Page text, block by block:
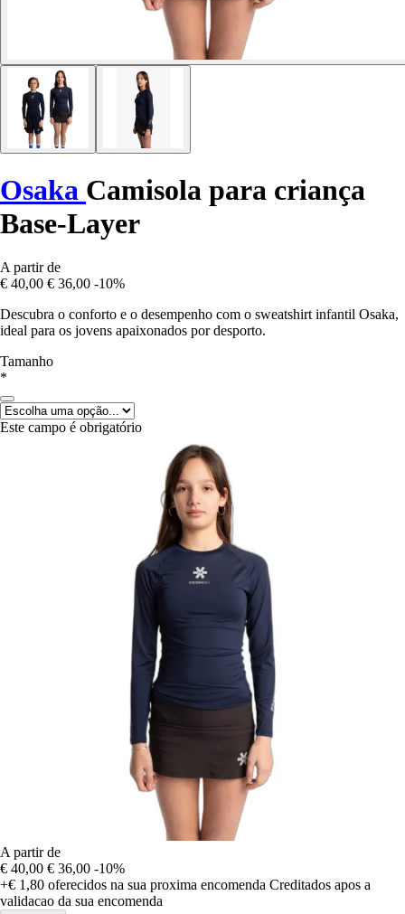
Osaka Camisola para criança
Base-Layer
A partir de
€ 40,00 € 36,00 -10%
Descubra o conforto e o desempenho com o sweatshirt infantil Osaka,
ideal para os jovens apaixonados por desporto.
Tamanho
*
Este campo é obrigatório
A partir de
€ 40,00 € 36,00 -10%
+€ 1,80 oferecidos na sua proxima encomenda Creditados apos a
validacao da sua encomenda